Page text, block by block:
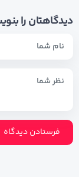
دیدگاهتان را